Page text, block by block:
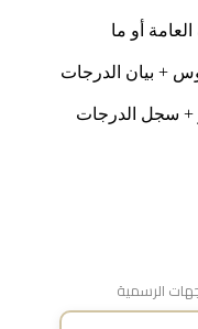
أو ما
+ بيان الدرجات
+ سجل الدرجات
الرسمية